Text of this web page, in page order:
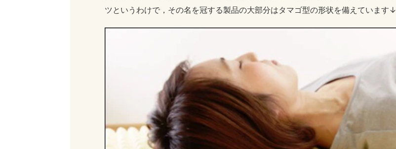
ツというわけで，その名を冠する製品の大部分はタマゴ型の形状を備えています↓